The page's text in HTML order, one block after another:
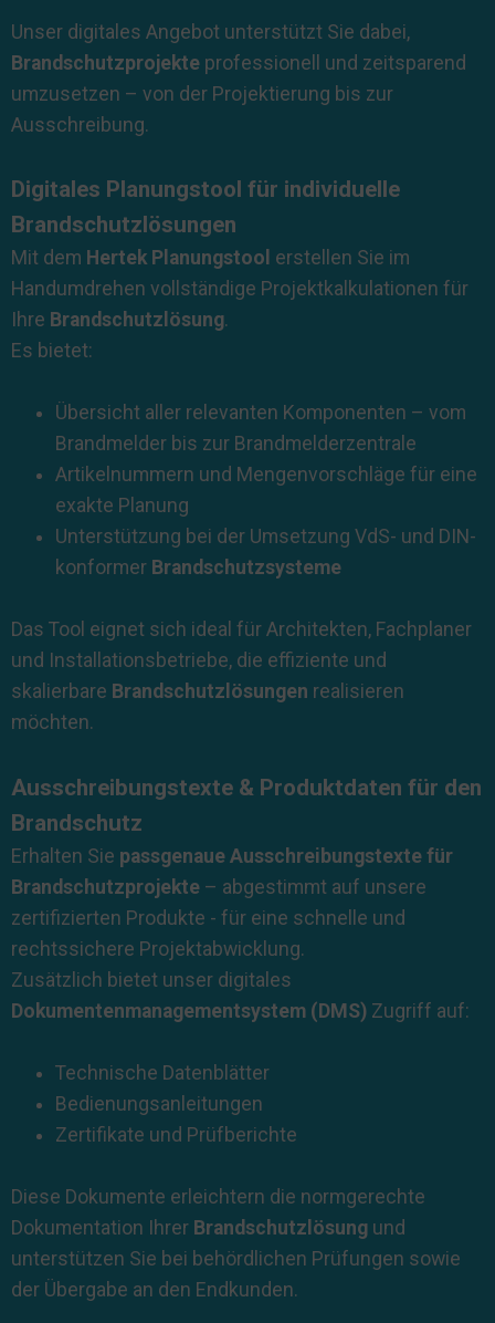
Unser digitales Angebot unterstützt Sie dabei,
Brandschutzprojekte professionell und zeitsparend
umzusetzen – von der Projektierung bis zur
Ausschreibung.
Digitales Planungstool für individuelle
Brandschutzlösungen
Mit dem Hertek Planungstool erstellen Sie im
Handumdrehen vollständige Projektkalkulationen für
Ihre Brandschutzlösung.
Es bietet:
Übersicht aller relevanten Komponenten – vom
Brandmelder bis zur Brandmelderzentrale
Artikelnummern und Mengenvorschläge für eine
exakte Planung
Unterstützung bei der Umsetzung VdS- und DIN-
konformer Brandschutzsysteme
Das Tool eignet sich ideal für Architekten, Fachplaner
und Installationsbetriebe, die effiziente und
skalierbare Brandschutzlösungen realisieren
möchten.
Ausschreibungstexte & Produktdaten für den
Brandschutz
Erhalten Sie passgenaue Ausschreibungstexte für
Brandschutzprojekte – abgestimmt auf unsere
zertifizierten Produkte - für eine schnelle und
rechtssichere Projektabwicklung.
Zusätzlich bietet unser digitales
Dokumentenmanagementsystem (DMS) Zugriff auf:
Technische Datenblätter
Bedienungsanleitungen
Zertifikate und Prüfberichte
Diese Dokumente erleichtern die normgerechte
Dokumentation Ihrer Brandschutzlösung und
unterstützen Sie bei behördlichen Prüfungen sowie
der Übergabe an den Endkunden.